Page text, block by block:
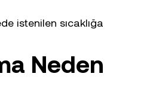
istenilen sıcaklığa
Neden